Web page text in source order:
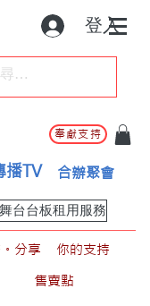
登入
奉獻支持
播TV 合辦聚會
舞台台板租用服務
分享
你的支持
售賣點